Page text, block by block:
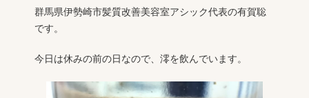
群馬県伊勢崎市髪質改善美容室アシック代表の有賀聡
です。
今日は休みの前の日なので、澪を飲んでいます。